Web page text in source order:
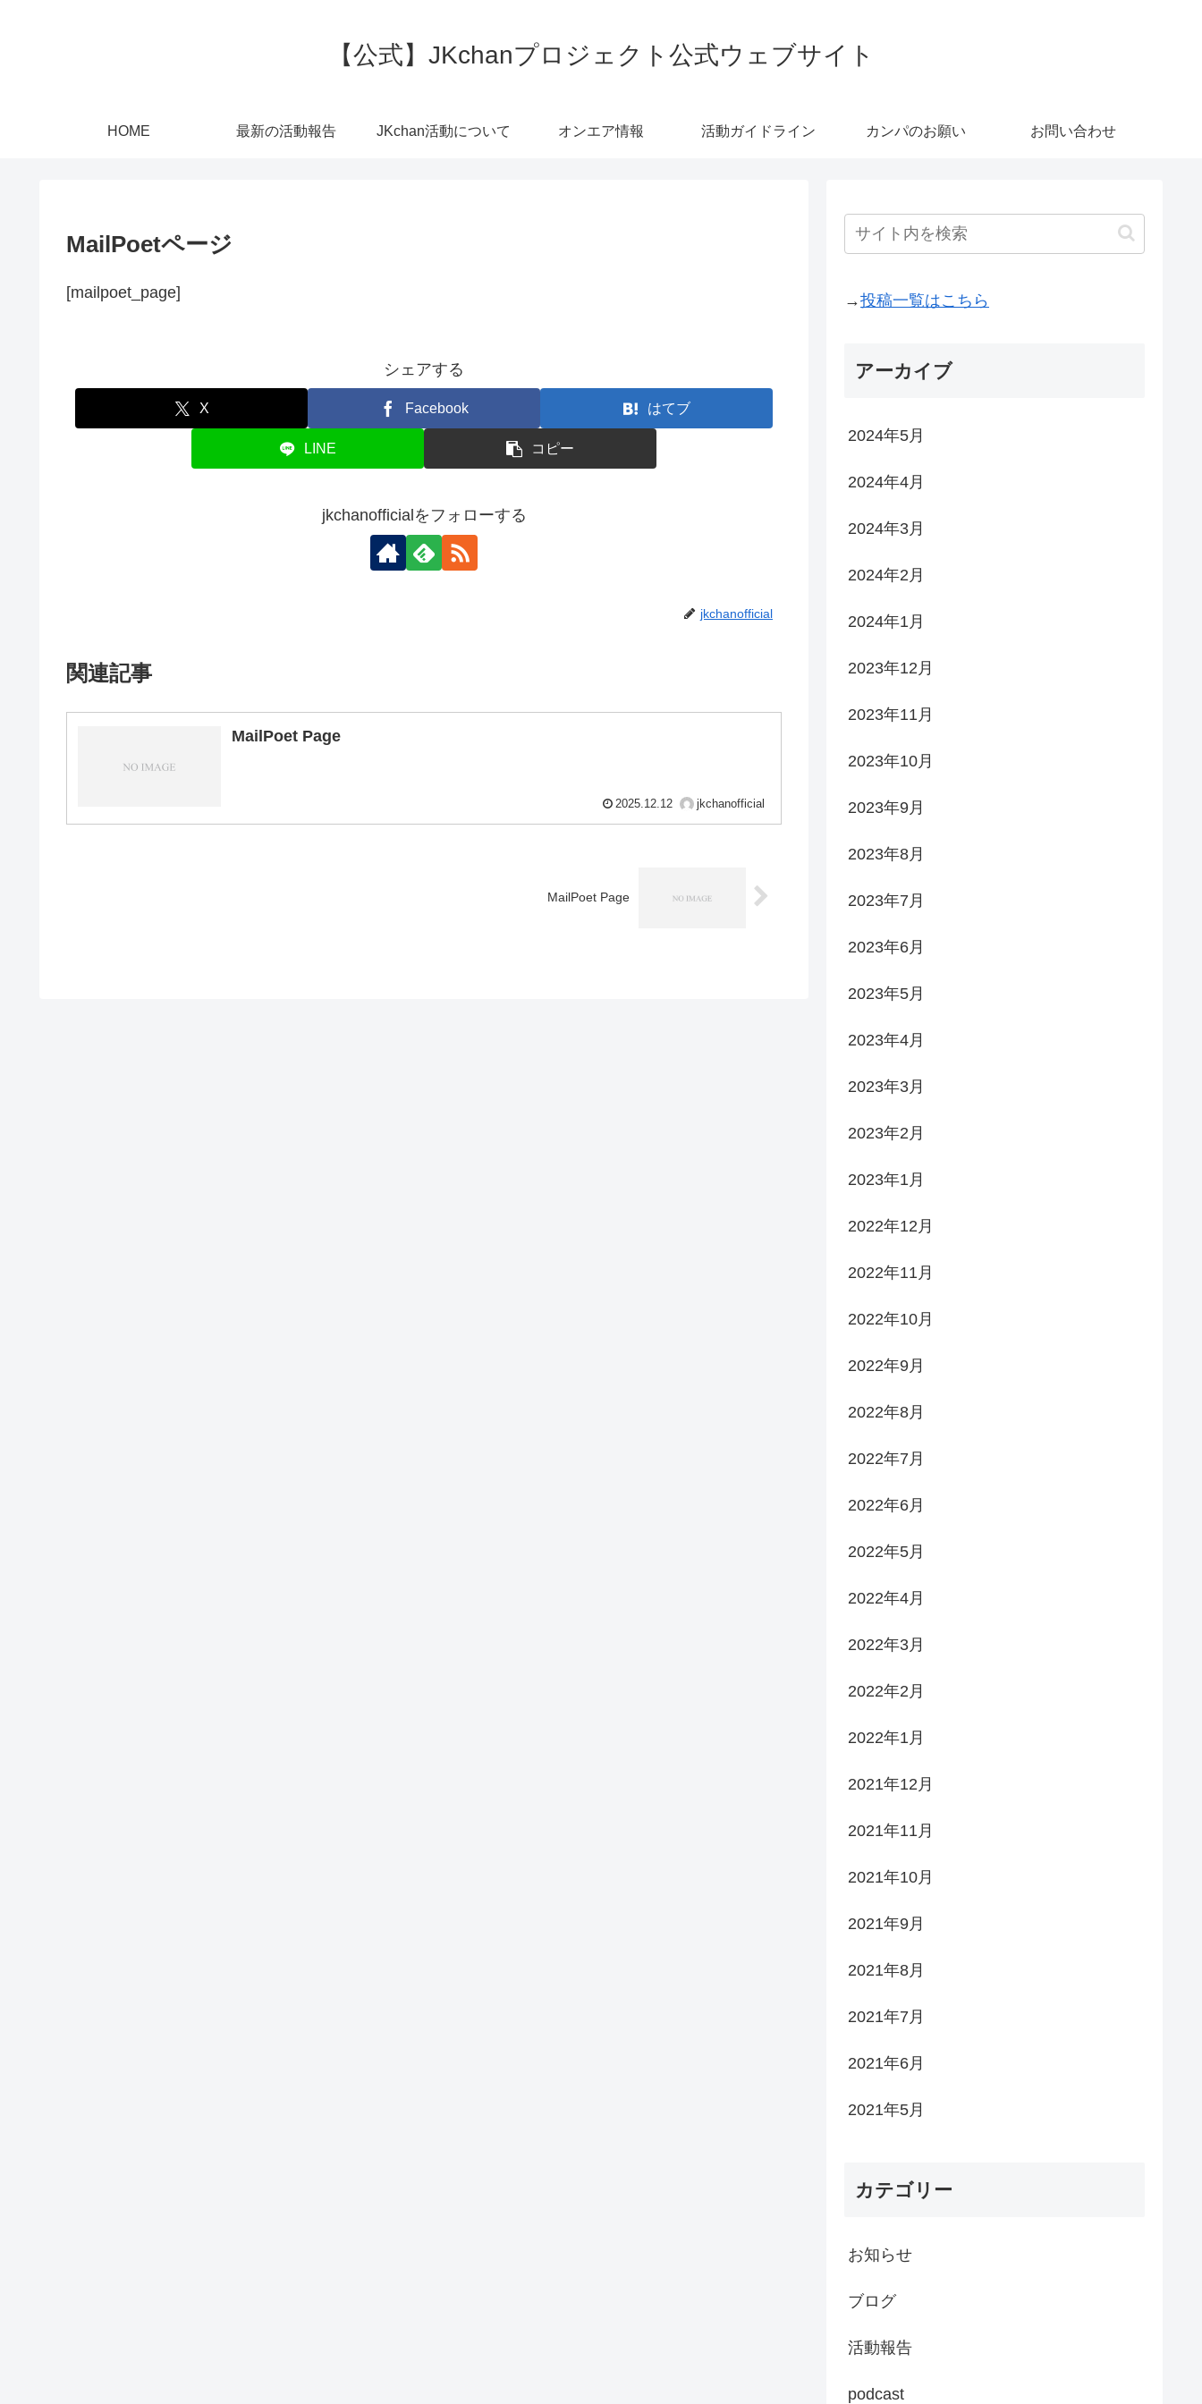
【公式】JKchanプロジェクト公式ウェブサイト
HOME 最新の活動報告 JKchan活動について オンエア情報 活動ガイドライン カンパのお願い お問い合わせ
MailPoetページ
[mailpoet_page]
シェアする
X Facebook はてブ
LINE コピー
jkchanofficialをフォローする
jkchanofficial
関連記事
MailPoet Page
2025.12.12 jkchanofficial
MailPoet Page
→投稿一覧はこちら
アーカイブ
2024年5月
2024年4月
2024年3月
2024年2月
2024年1月
2023年12月
2023年11月
2023年10月
2023年9月
2023年8月
2023年7月
2023年6月
2023年5月
2023年4月
2023年3月
2023年2月
2023年1月
2022年12月
2022年11月
2022年10月
2022年9月
2022年8月
2022年7月
2022年6月
2022年5月
2022年4月
2022年3月
2022年2月
2022年1月
2021年12月
2021年11月
2021年10月
2021年9月
2021年8月
2021年7月
2021年6月
2021年5月
カテゴリー
お知らせ
ブログ
活動報告
podcast